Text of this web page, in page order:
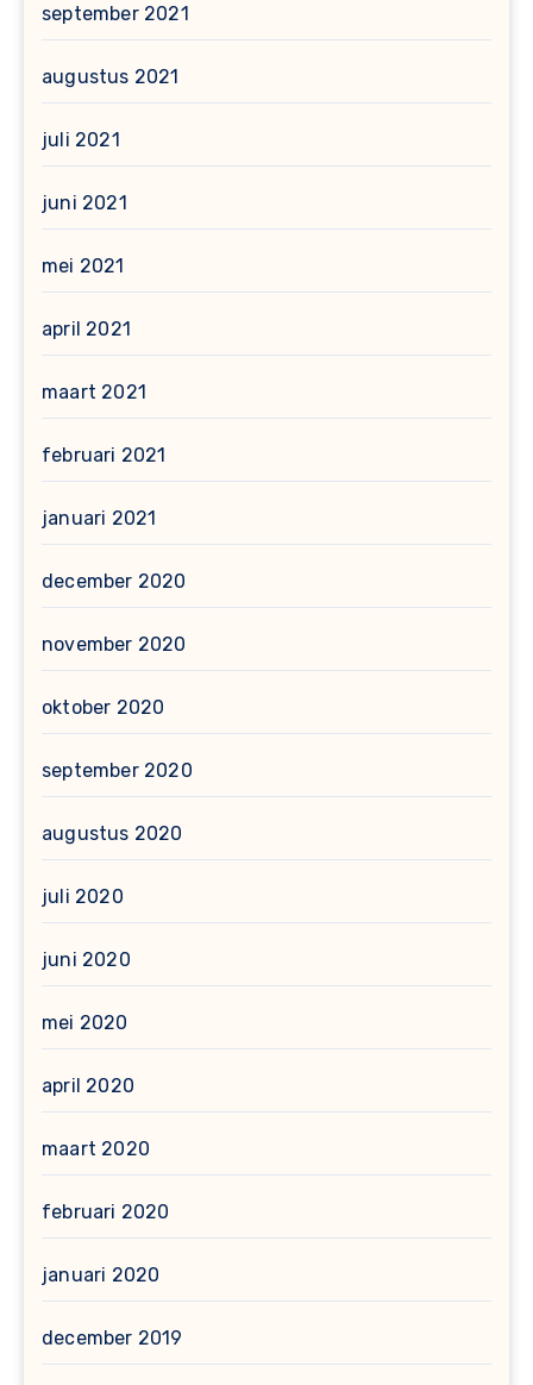
september 2021
augustus 2021
juli 2021
juni 2021
mei 2021
april 2021
maart 2021
februari 2021
januari 2021
december 2020
november 2020
oktober 2020
september 2020
augustus 2020
juli 2020
juni 2020
mei 2020
april 2020
maart 2020
februari 2020
januari 2020
december 2019